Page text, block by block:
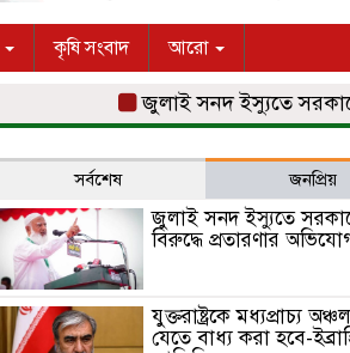
কৃষি সংবাদ আরো
জুলাই সনদ ইস্যুতে সরকারের
সর্বশেষ জনপ্রিয়
জুলাই সনদ ইস্যুতে
বিরুদ্ধে প্রতারণার
যুক্তরাষ্ট্রকে মধ্যপ্রাচ্য
যেতে বাধ্য করা হবে-